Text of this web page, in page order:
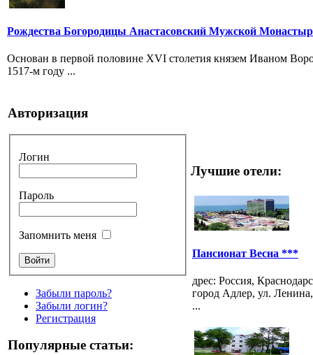
Рождества Богородицы Анастасовский Мужской
Основан в первой половине XVI столетия князем Иваном
1517-м году ...
Авторизация
Логин
Пароль
Запомнить меня
Забыли пароль?
Забыли логин?
Регистрация
Популярные статьи:
Лучшие отели:
Пансионат Весна ***
дрес: Россия,
город Адлер, ул.
...